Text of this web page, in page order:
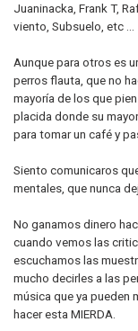
Juaninacka, Frank T,
viento, Subsuelo, etc ...
Aunque para otros es
perros flauta, que no
mayoría de los que
placida donde su
para tomar un café y
Siento comunicaros
mentales, que nunca
No ganamos dinero
cuando vemos las
escuchamos las
mucho decirles a las
música que ya pueden
hacer esta MIERDA.